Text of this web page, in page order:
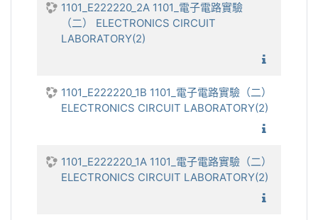
1101_E222220_2A 1101_電子電路實驗
（二） ELECTRONICS CIRCUIT
LABORATORY(2)
1101_E222220_1B 1101_電子電路實驗（二）
ELECTRONICS CIRCUIT LABORATORY(2)
1101_E222220_1A 1101_電子電路實驗（二）
ELECTRONICS CIRCUIT LABORATORY(2)